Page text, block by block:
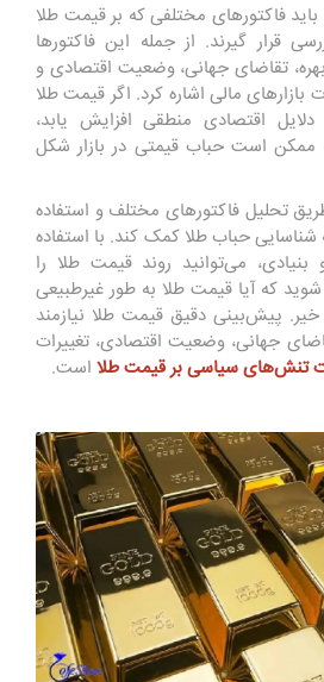
فاکتورهای مختلفی که بر قیمت طلا
قرار گیرند. از جمله این فاکتورها
تقاضای جهانی، وضعیت اقتصادی و
مالی اشاره کرد. اگر قیمت طلا
اقتصادی منطقی افزایش یابد،
ممکن است حباب قیمتی در بازار شکل
تحلیل فاکتورهای مختلف و استفاده
شناسایی حباب طلا کمک کند. با استفاده
بنیادی، می‌توانید روند قیمت طلا را
که آیا قیمت طلا به طور غیرطبیعی
پیش‌بینی دقیق قیمت طلا نیازمند
جهانی، وضعیت اقتصادی، تغییرات
تنش‌های سیاسی بر قیمت طلا است.